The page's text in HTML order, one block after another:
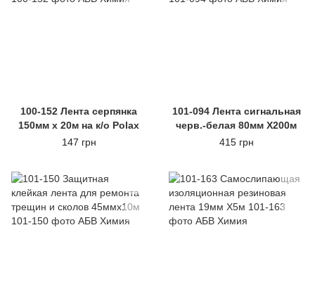
100-152 Лента серпянка
150мм х 20м на к/о Polax
147 грн
101-094 Лента сигнальная
черв.-белая 80мм Х200м
415 грн